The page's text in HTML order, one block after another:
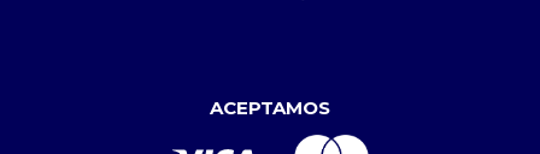
ACEPTAMOS